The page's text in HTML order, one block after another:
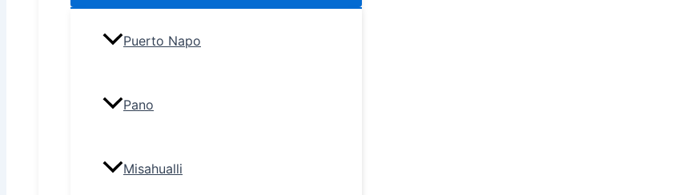
Puerto Napo
Pano
Misahualli